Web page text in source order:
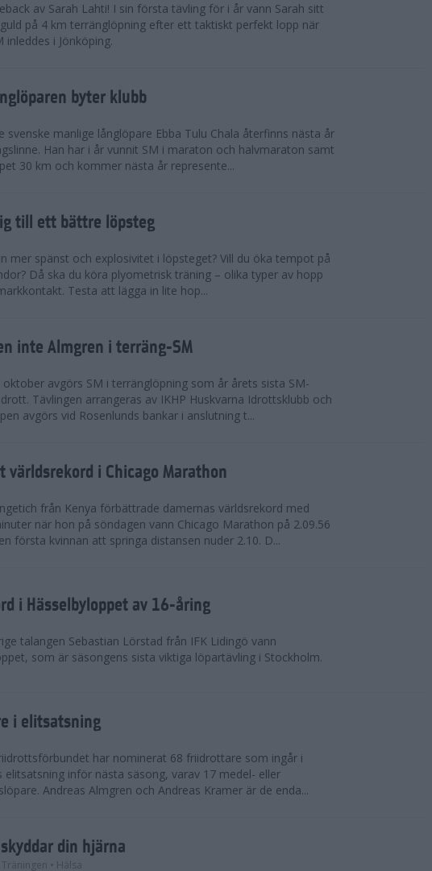
av Sarah Lahti! I sin första tävling för i år vann Sarah sitt
på 4 km terränglöpning efter ett taktiskt perfekt lopp när
inleddes i Jönköping.
byter klubb
svenske manlige långlöpare Ebba Tulu Chala återfinns nästa år
Han har i år vunnit SM i maraton och halvmaraton samt
30 km och kommer nästa år represente...
till ett bättre löpsteg
mer spänst och explosivitet i löpsteget? Vill du öka tempot på
Då ska du köra plyometrisk träning – olika typer av hopp
Testa att lägga in lite hop...
inte Almgren i terräng-SM
oktober avgörs SM i terränglöpning som år årets sista SM-
Tävlingen arrangeras av IKHP Huskvarna Idrottsklubb och
avgörs vid Rosenlunds bankar i anslutning t...
världsrekord i Chicago Marathon
från Kenya förbättrade damernas världsrekord med
när hon på söndagen vann Chicago Marathon på 2.09.56
första kvinnan att springa distansen nuder 2.10. D...
i Hässelbyloppet av 16-åring
talangen Sebastian Lörstad från IFK Lidingö vann
som är säsongens sista viktiga löpartävling i Stockholm.
i elitsatsning
har nominerat 68 friidrottare som ingår i
elitsatsning inför nästa säsong, varav 17 medel- eller
Andreas Almgren och Andreas Kramer är de enda...
din hjärna
Träningen • Hälsa